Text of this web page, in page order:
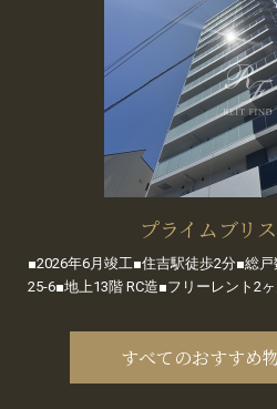
プライムブリ
■2026年6月竣工■住吉駅徒歩2分■総
25-6■地上13階 RC造■フリーレント2ヶ
すべてのおすすめ